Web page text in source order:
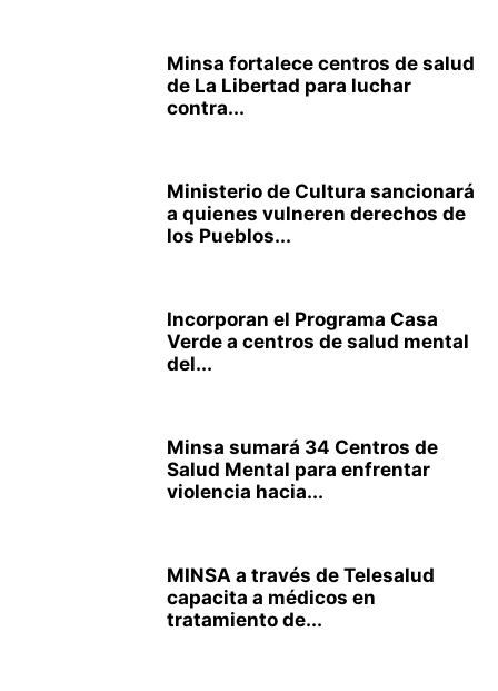
Minsa fortalece centros de salud
de La Libertad para luchar
contra...
Ministerio de Cultura sancionará
a quienes vulneren derechos de
los Pueblos...
Incorporan el Programa Casa
Verde a centros de salud mental
del...
Minsa sumará 34 Centros de
Salud Mental para enfrentar
violencia hacia...
MINSA a través de Telesalud
capacita a médicos en
tratamiento de...